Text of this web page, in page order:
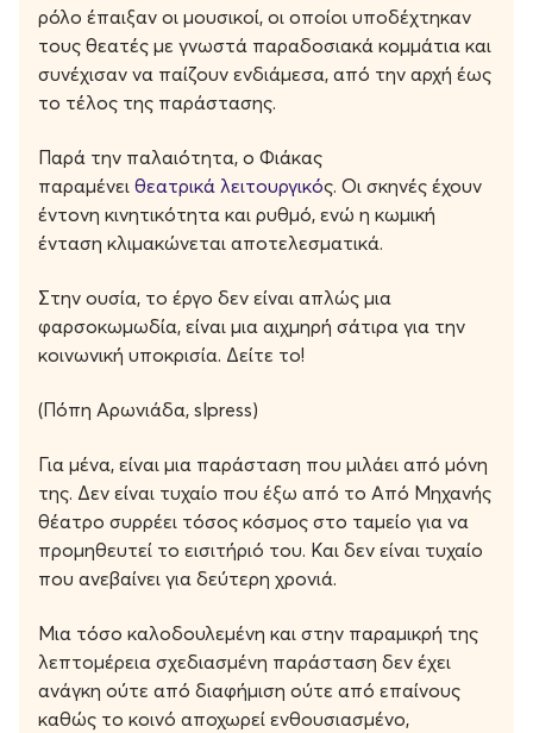
ρόλο έπαιξαν οι μουσικοί, οι οποίοι υποδέχτηκαν
τους θεατές με γνωστά παραδοσιακά κομμάτια και
συνέχισαν να παίζουν ενδιάμεσα, από την αρχή έως
το τέλος της παράστασης.
Παρά την παλαιότητα, ο Φιάκας
παραμένει θεατρικά λειτουργικός. Οι σκηνές έχουν
έντονη κινητικότητα και ρυθμό, ενώ η κωμική
ένταση κλιμακώνεται αποτελεσματικά.
Στην ουσία, το έργο δεν είναι απλώς μια
φαρσοκωμωδία, είναι μια αιχμηρή σάτιρα για την
κοινωνική υποκρισία. Δείτε το!
(Πόπη Αρωνιάδα, slpress)
Για μένα, είναι μια παράσταση που μιλάει από μόνη
της. Δεν είναι τυχαίο που έξω από το Από Μηχανής
θέατρο συρρέει τόσος κόσμος στο ταμείο για να
προμηθευτεί το εισιτήριό του. Και δεν είναι τυχαίο
που ανεβαίνει για δεύτερη χρονιά.
Μια τόσο καλοδουλεμένη και στην παραμικρή της
λεπτομέρεια σχεδιασμένη παράσταση δεν έχει
ανάγκη ούτε από διαφήμιση ούτε από επαίνους
καθώς το κοινό αποχωρεί ενθουσιασμένο,